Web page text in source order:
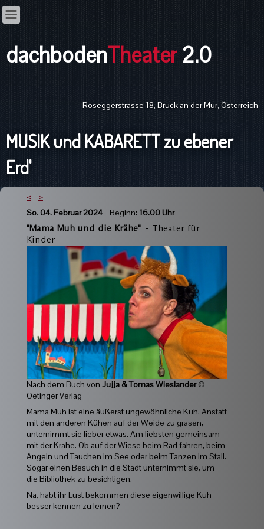
dachbodenTheater2.0
Roseggerstrasse 18, Bruck an der Mur, Österreich
MUSIK und KABARETT zu ebener
Erd'
<
>
So. 04. Februar 2024 Beginn: 16.00 Uhr
"Mama Muh und die Krähe" - Theater für
Kinder
Nach dem Buch von Jujja & Tomas Wieslander©
Oetinger Verlag
Mama Muh ist eine äußerst ungewöhnliche Kuh. Anstatt
mit den anderen Kühen auf der Weide zu grasen,
unternimmt sie lieber etwas. Am liebsten gemeinsam
mit der Krähe. Ob auf der Wiese beim Rad fahren, beim
Angeln und Tauchen im See oder beim Tanzen im Stall.
Sogar einen Besuch in die Stadt unternimmt sie, um
die Bibliothek zu besichtigen.
Na, habt ihr Lust bekommen diese eigenwillige Kuh
besser kennen zu lernen?